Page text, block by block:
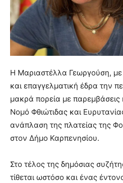
Η Μαριαστέλλα Γεωργούση,
και επαγγελματική έδρα την
μακρά πορεία με παρεμβάσεις
Νομό Φθιώτιδας και
ανάπλαση της πλατείας της
στον Δήμο Καρπενησίου.
Στο τέλος της δημόσιας
τίθεται ωστόσο και ένας